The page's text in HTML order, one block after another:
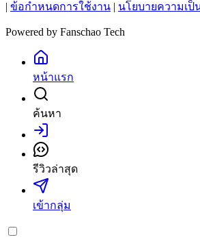
ข้อกำหนดการใช้งาน นโยบายความเป็
Powered by Fanschao Tech
หน้าแรก
ค้นหา
เข้าสู่ระบบ
รีวิวล่าสุด
เข้ากลุ่ม